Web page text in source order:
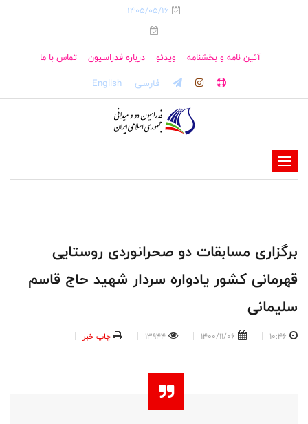
1405/05/16
آئین نامه و بخشنامه ویدئو درباره فدراسیون تماس با ما
فارسی English
-
-
-
-
برگزاری مسابقات دو صحرانوردی روستایی
قهرمانی کشور یادواره سردار شهید حاج قاسم
سلیمانی
10:46
1400/11/06
13944 چاپ خبر